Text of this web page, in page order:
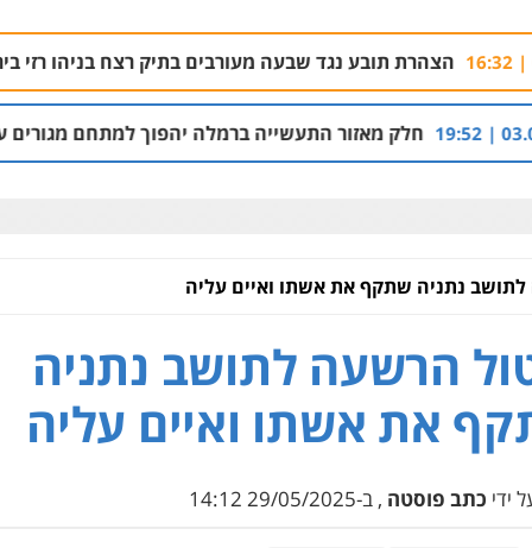
תובע נגד שבעה מעורבים בתיק רצח בניהו רזי בירושלים 04.08 | 13:37
מאזור התעשייה ברמלה יהפוך למתחם מגורים עם 1,700 יחידות דיור
נתניה שתקף את אשתו ואיים עליה
הרשעה לתושב נתניה
את אשתו ואיים עליה
ידי כתב פוסטה , ב-29/05/2025 14:12